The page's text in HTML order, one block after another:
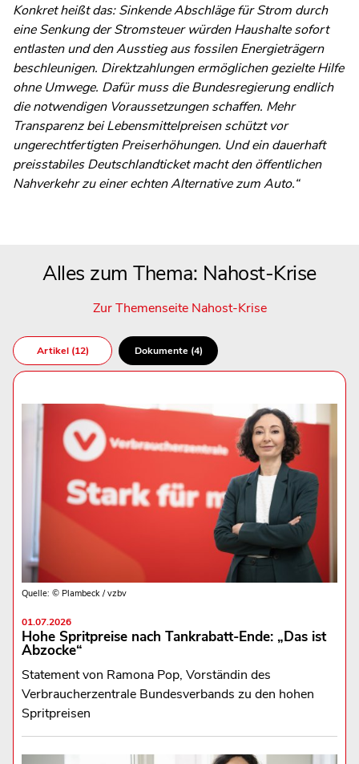
Konkret heißt das: Sinkende Abschläge für Strom durch
eine Senkung der Stromsteuer würden Haushalte sofort
entlasten und den Ausstieg aus fossilen Energieträgern
beschleunigen. Direktzahlungen ermöglichen gezielte Hilfe
ohne Umwege. Dafür muss die Bundesregierung endlich
die notwendigen Voraussetzungen schaffen. Mehr
Transparenz bei Lebensmittelpreisen schützt vor
ungerechtfertigten Preiserhöhungen. Und ein dauerhaft
preisstabiles Deutschlandticket macht den öffentlichen
Nahverkehr zu einer echten Alternative zum Auto.“
Alles zum Thema: Nahost-Krise
Zur Themenseite Nahost-Krise
Artikel (12) Dokumente (4)
Quelle: © Plambeck / vzbv
01.07.2026
Hohe Spritpreise nach Tankrabatt-Ende: „Das ist
Abzocke“
Statement von Ramona Pop, Vorständin des
Verbraucherzentrale Bundesverbands zu den hohen
Spritpreisen